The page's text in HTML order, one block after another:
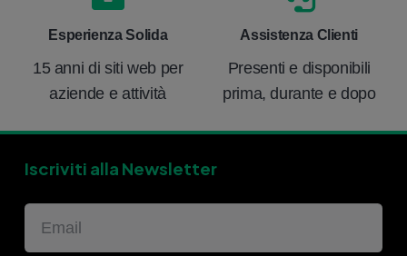
Esperienza Solida
15 anni di siti web per
aziende e attività
Assistenza Clienti
Presenti e disponibili
prima, durante e dopo
Iscriviti alla Newsletter